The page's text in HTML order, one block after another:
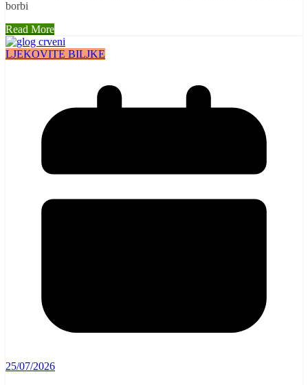
borbi
Read More
LJEKOVITE BILJKE
25/07/2026